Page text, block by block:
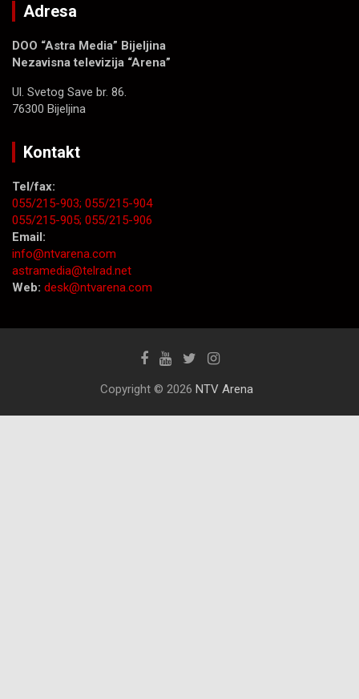
Adresa
DOO “Astra Media” Bijeljina
Nezavisna televizija “Arena”
Ul. Svetog Save br. 86.
76300 Bijeljina
Kontakt
Tel/fax:
055/215-903; 055/215-904
055/215-905; 055/215-906
Email:
info@ntvarena.com
astramedia@telrad.net
Web: desk@ntvarena.com
Copyright © 2026 NTV Arena